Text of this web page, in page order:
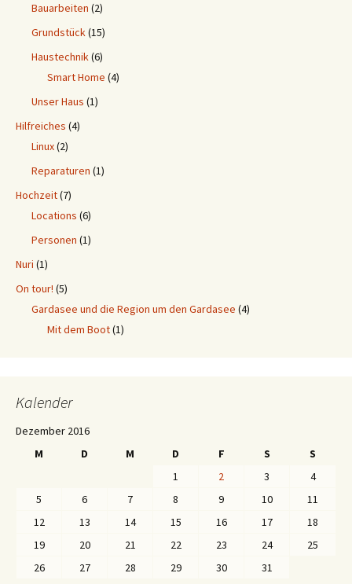
Bauarbeiten (2)
Grundstück(15)
Haustechnik(6)
Smart Home (4)
Unser Haus (1)
Hilfreiches (4)
Linux(2)
Reparaturen (1)
Hochzeit(7)
Locations (6)
Personen (1)
Nuri (1)
On tour! (5)
Gardasee und die Region um den Gardasee (4)
Mit dem Boot(1)
Kalender
Dezember 2016
M
D M D F S
S
1
2 3
4
5
6 7 8 9 10
11
12
13 14 15 16 17
18
19
20 21 22 23 24
25
26
27 28 29 30 31